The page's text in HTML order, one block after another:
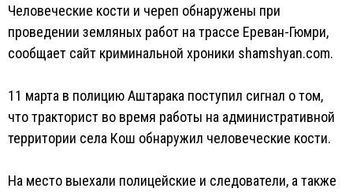
Человеческие кости и череп обнаружены при
проведении земляных работ на трассе Ереван-Гюмри,
сообщает сайт криминальной хроники shamshyan.com.
11 марта в полицию Аштарака поступил сигнал о том,
что тракторист во время работы на административной
территории села Кош обнаружил человеческие кости.
На место выехали полицейские и следователи, а также